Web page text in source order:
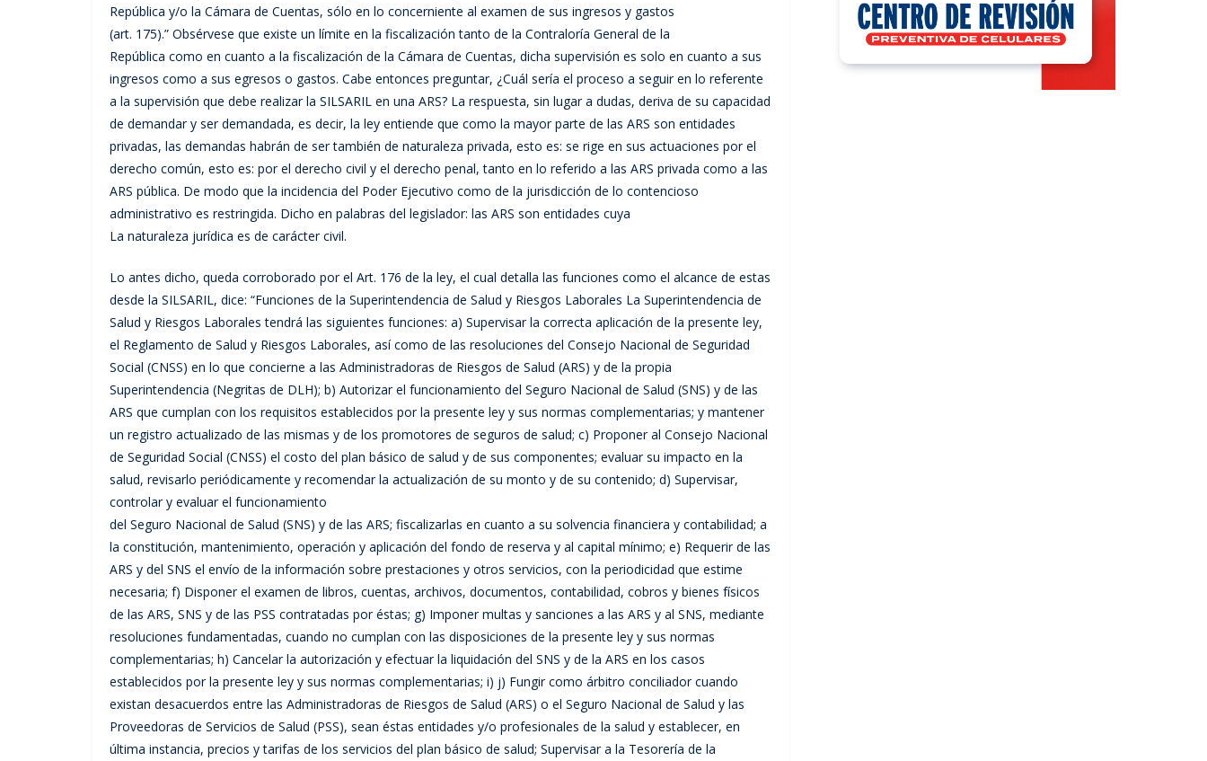
República y/o la Cámara de Cuentas, sólo en lo concerniente al examen de sus ingresos y gastos
(art. 175).” Obsérvese que existe un límite en la fiscalización tanto de la Contraloría General de la
República como en cuanto a la fiscalización de la Cámara de Cuentas, dicha supervisión es solo en cuanto a sus
ingresos como a sus egresos o gastos. Cabe entonces preguntar, ¿Cuál sería el proceso a seguir en lo referente
a la supervisión que debe realizar la SILSARIL en una ARS? La respuesta, sin lugar a dudas, deriva de su capacidad
de demandar y ser demandada, es decir, la ley entiende que como la mayor parte de las ARS son entidades
privadas, las demandas habrán de ser también de naturaleza privada, esto es: se rige en sus actuaciones por el
derecho común, esto es: por el derecho civil y el derecho penal, tanto en lo referido a las ARS privada como a las
ARS pública. De modo que la incidencia del Poder Ejecutivo como de la jurisdicción de lo contencioso
administrativo es restringida. Dicho en palabras del legislador: las ARS son entidades cuya
La naturaleza jurídica es de carácter civil.
Lo antes dicho, queda corroborado por el Art. 176 de la ley, el cual detalla las funciones como el alcance de estas
desde la SILSARIL, dice: “Funciones de la Superintendencia de Salud y Riesgos Laborales La Superintendencia de
Salud y Riesgos Laborales tendrá las siguientes funciones: a) Supervisar la correcta aplicación de la presente ley,
el Reglamento de Salud y Riesgos Laborales, así como de las resoluciones del Consejo Nacional de Seguridad
Social (CNSS) en lo que concierne a las Administradoras de Riesgos de Salud (ARS) y de la propia
Superintendencia (Negritas de DLH); b) Autorizar el funcionamiento del Seguro Nacional de Salud (SNS) y de las
ARS que cumplan con los requisitos establecidos por la presente ley y sus normas complementarias; y mantener
un registro actualizado de las mismas y de los promotores de seguros de salud; c) Proponer al Consejo Nacional
de Seguridad Social (CNSS) el costo del plan básico de salud y de sus componentes; evaluar su impacto en la
salud, revisarlo periódicamente y recomendar la actualización de su monto y de su contenido; d) Supervisar,
controlar y evaluar el funcionamiento
del Seguro Nacional de Salud (SNS) y de las ARS; fiscalizarlas en cuanto a su solvencia financiera y contabilidad; a
la constitución, mantenimiento, operación y aplicación del fondo de reserva y al capital mínimo; e) Requerir de las
ARS y del SNS el envío de la información sobre prestaciones y otros servicios, con la periodicidad que estime
necesaria; f) Disponer el examen de libros, cuentas, archivos, documentos, contabilidad, cobros y bienes físicos
de las ARS, SNS y de las PSS contratadas por éstas; g) Imponer multas y sanciones a las ARS y al SNS, mediante
resoluciones fundamentadas, cuando no cumplan con las disposiciones de la presente ley y sus normas
complementarias; h) Cancelar la autorización y efectuar la liquidación del SNS y de la ARS en los casos
establecidos por la presente ley y sus normas complementarias; i) j) Fungir como árbitro conciliador cuando
existan desacuerdos entre las Administradoras de Riesgos de Salud (ARS) o el Seguro Nacional de Salud y las
Proveedoras de Servicios de Salud (PSS), sean éstas entidades y/o profesionales de la salud y establecer, en
última instancia, precios y tarifas de los servicios del plan básico de salud; Supervisar a la Tesorería de la